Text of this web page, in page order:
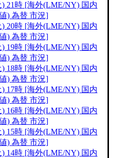
21時 [海外(LME/NY) 国内
) 為替 市況]
20時 [海外(LME/NY) 国内
) 為替 市況]
19時 [海外(LME/NY) 国内
) 為替 市況]
18時 [海外(LME/NY) 国内
) 為替 市況]
17時 [海外(LME/NY) 国内
) 為替 市況]
16時 [海外(LME/NY) 国内
) 為替 市況]
15時 [海外(LME/NY) 国内
) 為替 市況]
14時 [海外(LME/NY) 国内